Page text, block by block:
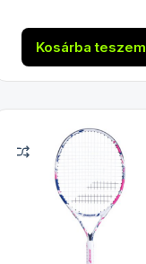
Kosárba teszem